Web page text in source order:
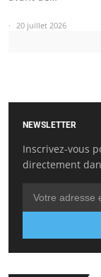
20 juillet 2026
NEWSLETTER
Inscrivez-vous
directement